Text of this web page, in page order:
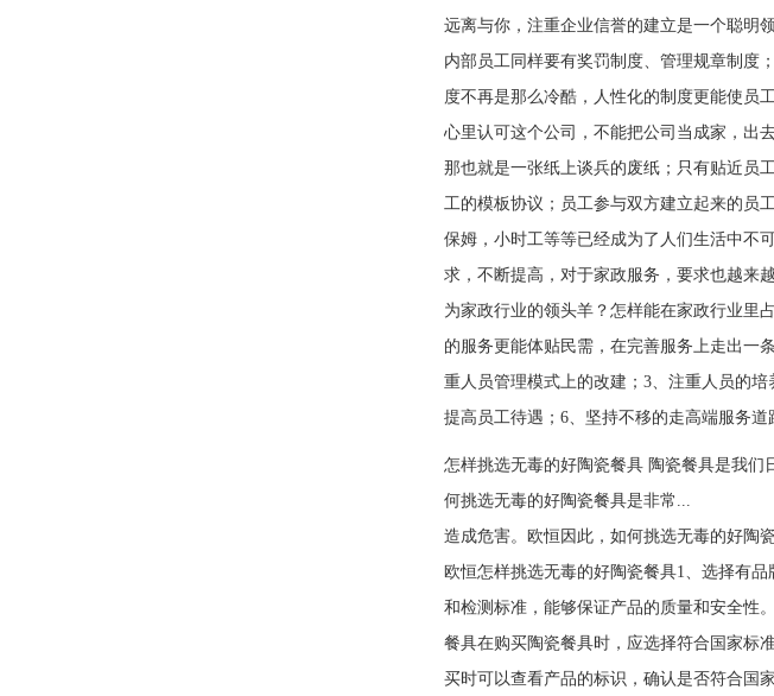
远离与你，注重企业信誉的建立是一个聪
内部员工同样要有奖罚制度、管理规章制度
度不再是那么冷酷，人性化的制度更能使员
心里认可这个公司，不能把公司当成家，出
那也就是一张纸上谈兵的废纸；只有贴近员
工的模板协议；员工参与双方建立起来的
保姆，小时工等等已经成为了人们生活中不
求，不断提高，对于家政服务，要求也越来
为家政行业的领头羊？怎样能在家政行业里
的服务更能体贴民需，在完善服务上走出
重人员管理模式上的改建；3、注重人员的
提高员工待遇；6、坚持不移的走高端服务道
怎样挑选无毒的好陶瓷餐具 陶瓷餐具是我
何挑选无毒的好陶瓷餐具是非常... 陶瓷
造成危害。欧恒因此，如何挑选无毒的好陶
欧恒怎样挑选无毒的好陶瓷餐具1、选择有
和检测标准，能够保证产品的质量和安全性
餐具在购买陶瓷餐具时，应选择符合国家标
买时可以查看产品的标识，确认是否符合国